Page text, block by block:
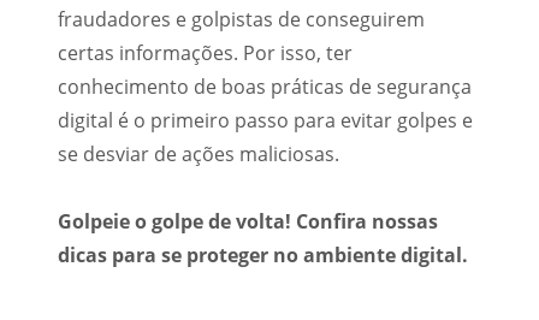
fraudadores e golpistas de conseguirem
certas informações. Por isso, ter
conhecimento de boas práticas de segurança
digital é o primeiro passo para evitar golpes e
se desviar de ações maliciosas.
Golpeie o golpe de volta! Confira nossas
dicas para se proteger no ambiente digital.